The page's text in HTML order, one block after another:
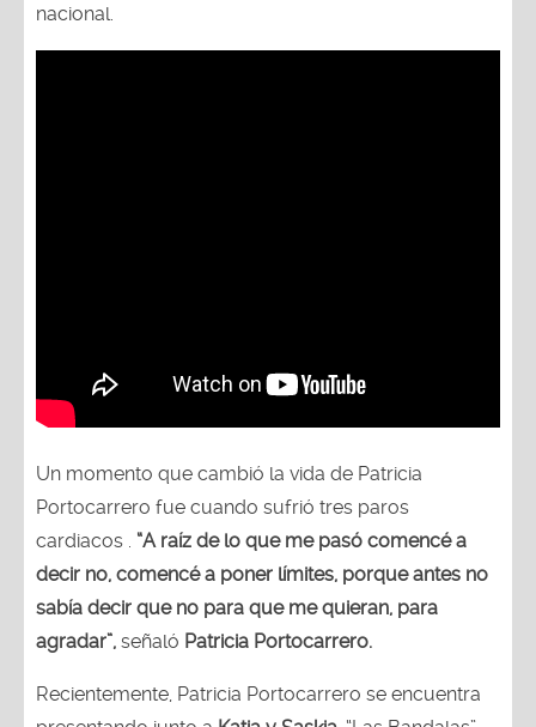
nacional.
Un momento que cambió la vida de Patricia
Portocarrero fue cuando sufrió tres paros
cardiacos . “A raíz de lo que me pasó comencé a
decir no, comencé a poner límites, porque antes no
sabía decir que no para que me quieran, para
agradar”, señaló Patricia Portocarrero.
Recientemente, Patricia Portocarrero se encuentra